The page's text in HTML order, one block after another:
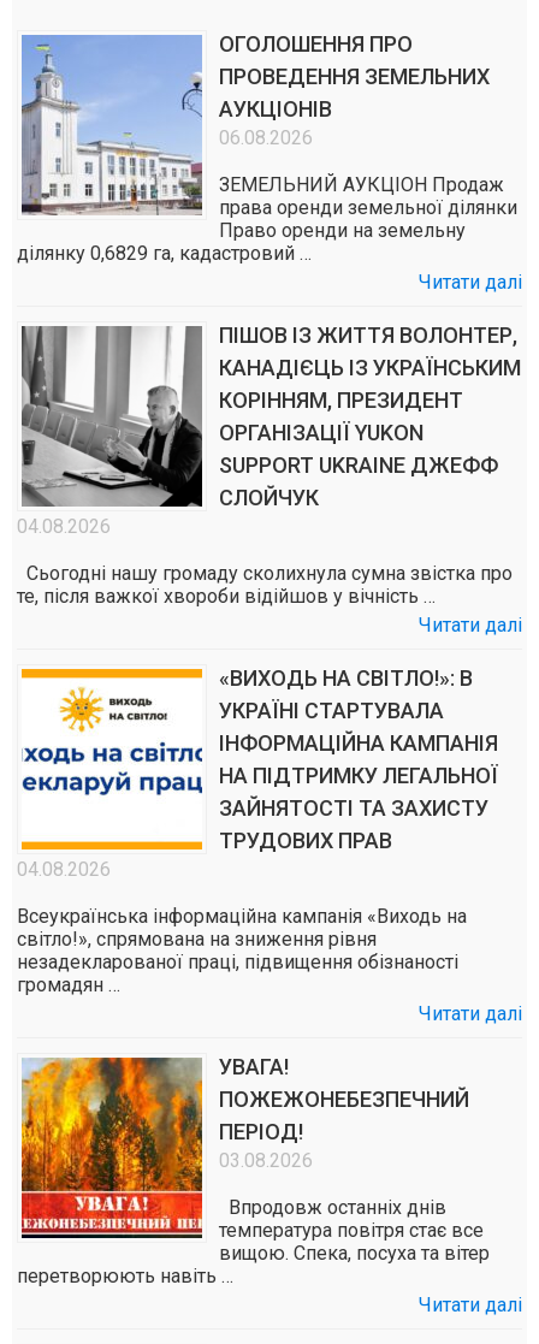
ОГОЛОШЕННЯ ПРО
ПРОВЕДЕННЯ ЗЕМЕЛЬНИХ
АУКЦІОНІВ
06.08.2026
ЗЕМЕЛЬНИЙ АУКЦІОН Продаж
права оренди земельної ділянки
Право оренди на земельну
ділянку 0,6829 га, кадастровий …
Читати далі
ПІШОВ ІЗ ЖИТТЯ ВОЛОНТЕР,
КАНАДІЄЦЬ ІЗ УКРАЇНСЬКИМ
КОРІННЯМ, ПРЕЗИДЕНТ
ОРГАНІЗАЦІЇ YUKON
SUPPORT UKRAINE ДЖЕФФ
СЛОЙЧУК
04.08.2026
Сьогодні нашу громаду сколихнула сумна звістка про
те, після важкої хвороби відійшов у вічність …
Читати далі
«ВИХОДЬ НА СВІТЛО!»: В
УКРАЇНІ СТАРТУВАЛА
ІНФОРМАЦІЙНА КАМПАНІЯ
НА ПІДТРИМКУ ЛЕГАЛЬНОЇ
ЗАЙНЯТОСТІ ТА ЗАХИСТУ
ТРУДОВИХ ПРАВ
04.08.2026
Всеукраїнська інформаційна кампанія «Виходь на
світло!», спрямована на зниження рівня
незадекларованої праці, підвищення обізнаності
громадян …
Читати далі
УВАГА!
ПОЖЕЖОНЕБЕЗПЕЧНИЙ
ПЕРІОД!
03.08.2026
Впродовж останніх днів
температура повітря стає все
вищою. Спека, посуха та вітер
перетворюють навіть …
Читати далі